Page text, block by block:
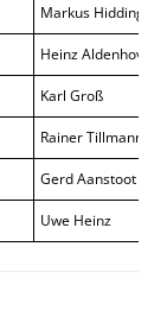
Markus Hidding
Heinz Aldenhoven
Karl Groß
Rainer Tillmann
Gerd Aanstoot
Uwe Heinz